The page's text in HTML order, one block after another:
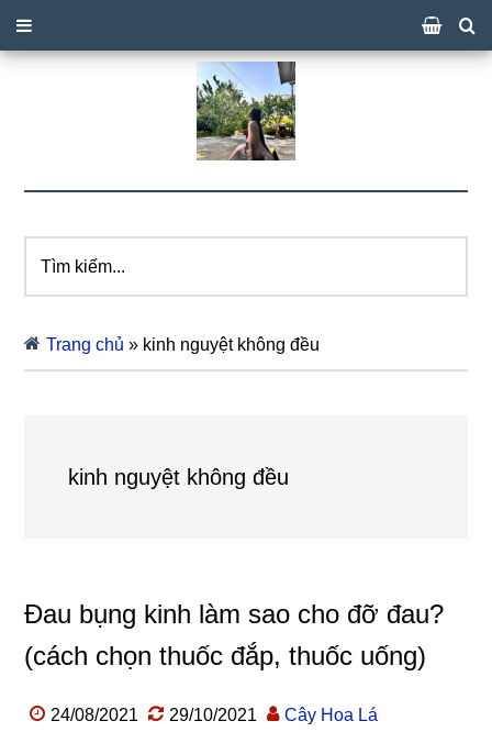
kiếm...
Trang chủ » kinh nguyệt không đều
kinh nguyệt không đều
Đau bụng kinh làm sao cho đỡ đau?
(cách chọn thuốc đắp, thuốc uống)
24/08/2021 29/10/2021 Cây Hoa Lá